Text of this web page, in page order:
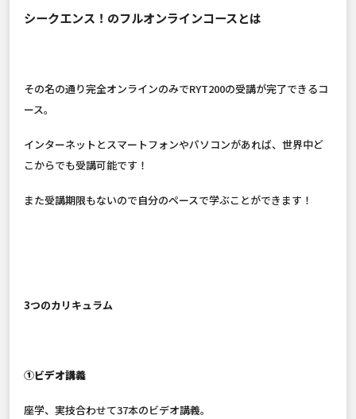
シークエンス！のフルオンラインコースとは
その名の通り完全オンラインのみでRYT200の受講が完了できるコ
ース。
インターネットとスマートフォンやパソコンがあれば、世界中ど
こからでも受講可能です！
また受講期限もないので自分のペースで学ぶことができます！
3つのカリキュラム
①ビデオ講義
座学、実技合わせて37本のビデオ講義。